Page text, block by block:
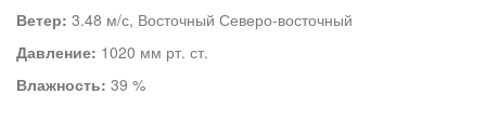
Ветер: 3.48 м/с, Восточный Северо-восточный
Давление: 1020 мм рт. ст.
Влажность: 39 %